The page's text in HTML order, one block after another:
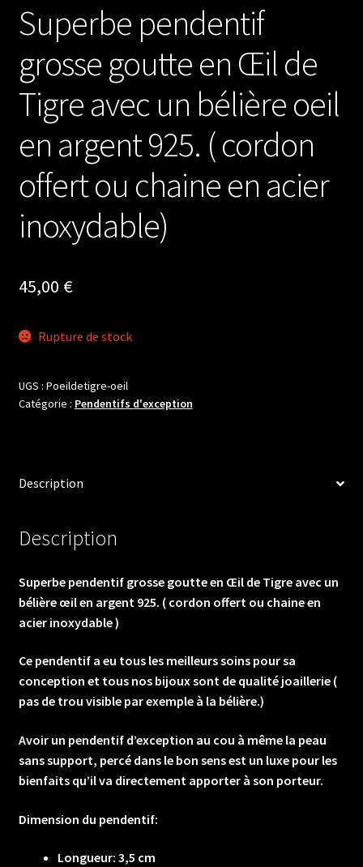
Superbe pendentif
grosse goutte en Œil de
Tigre avec un bélière oeil
en argent 925. ( cordon
offert ou chaine en acier
inoxydable)
45,00 €
Rupture de stock
UGS : Poeildetigre-oeil
Catégorie : Pendentifs d'exception
Description
Description
Superbe pendentif grosse goutte en Œil de Tigre avec un
bélière œil en argent 925. ( cordon offert ou chaine en
acier inoxydable )
Ce pendentif a eu tous les meilleurs soins pour sa
conception et tous nos bijoux sont de qualité joaillerie (
pas de trou visible par exemple à la bélière.)
Avoir un pendentif d’exception au cou à même la peau
sans support, percé dans le bon sens est un luxe pour les
bienfaits qu’il va directement apporter à son porteur.
Dimension du pendentif:
Longueur: 3,5 cm